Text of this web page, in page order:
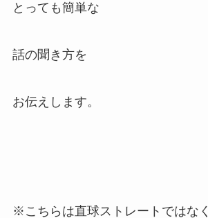
とっても簡単な
話の聞き方を
お伝えします。
※こちらは直球ストレートではなく